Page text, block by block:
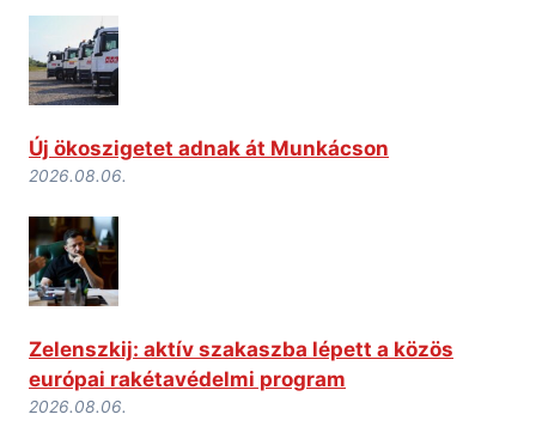
Új ökoszigetet adnak át Munkácson
2026.08.06.
Zelenszkij: aktív szakaszba lépett a közös
európai rakétavédelmi program
2026.08.06.